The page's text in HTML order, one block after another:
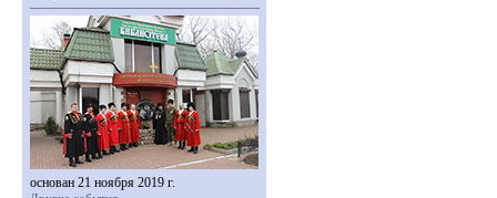
основан 21 ноября 2019 г.